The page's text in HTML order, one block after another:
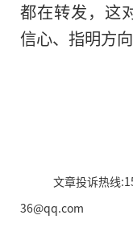
都在转发，这
信心、指明方
文章投诉热线
36@qq.com